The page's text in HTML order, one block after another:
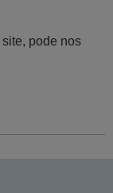
pode nos